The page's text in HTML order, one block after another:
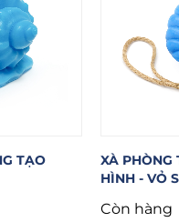
XÀ PHÒNG THỦ
HÌNH - VỎ SÒ
Còn hàng